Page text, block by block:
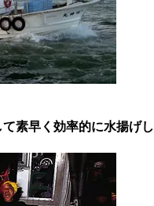
素早く効率的に水揚げし